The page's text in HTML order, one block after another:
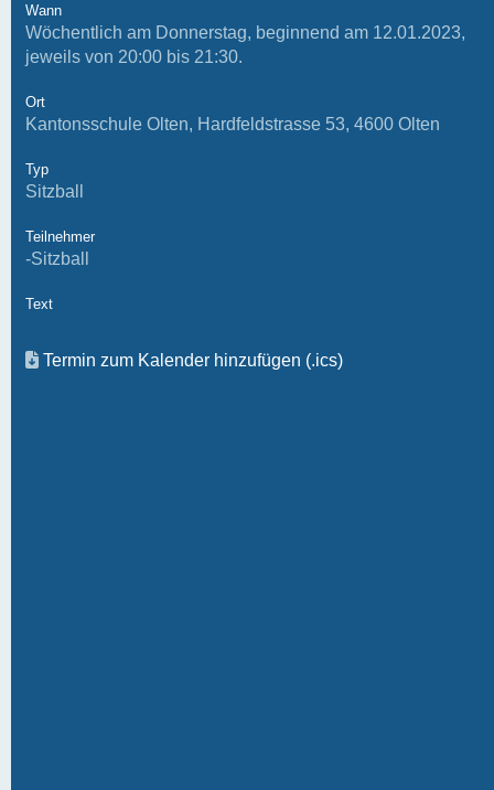
Wann
Wöchentlich am Donnerstag, beginnend am 12.01.2023,
jeweils von 20:00 bis 21:30.
Ort
Kantonsschule Olten, Hardfeldstrasse 53, 4600 Olten
Typ
Sitzball
Teilnehmer
-Sitzball
Text
Termin zum Kalender hinzufügen (.ics)